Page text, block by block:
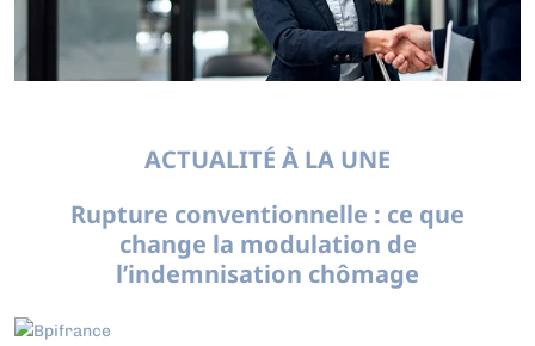
ACTUALITÉ À LA UNE
Rupture conventionnelle : ce que
change la modulation de
l’indemnisation chômage